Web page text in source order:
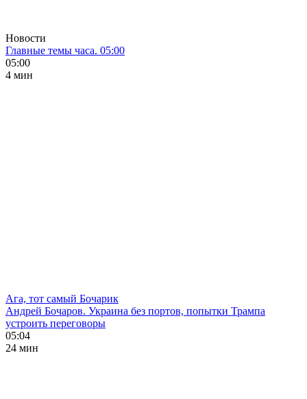
Новости
Главные темы часа. 05:00
05:00
4 мин
Ага, тот самый Бочарик
Андрей Бочаров. Украина без портов, попытки Трампа
устроить переговоры
05:04
24 мин